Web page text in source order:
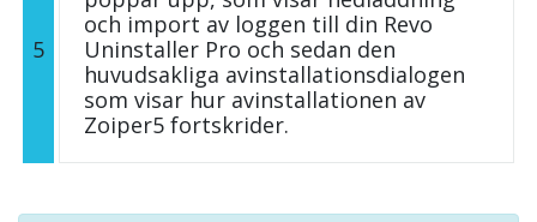
5
och import av loggen till din Revo
Uninstaller Pro och sedan den
huvudsakliga avinstallationsdialogen
som visar hur avinstallationen av
Zoiper5 fortskrider.